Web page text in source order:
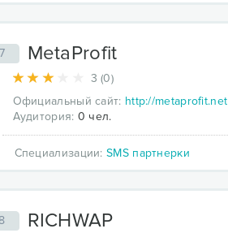
MetaProfit
3 (0)
Официальный сайт: http://metaprofit.net
Аудитория: 0 чел.
Специализации:SMS партнерки
RICHWAP